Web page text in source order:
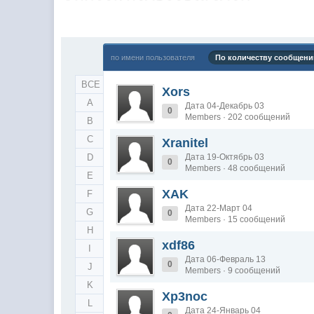
ВСЕ
A
B
C
D
E
F
G
H
J
K
L
по имени пользователя По количеству
Xors
0
Дата 04-Декабрь 03
Members · 202 сообщений
Xranitel
0
Дата 19-Октябрь 03
Members · 48 сообщений
XAK
0
Дата 22-Март 04
Members · 15 сообщений
xdf86
0
Дата 06-Февраль 13
Members · 9 сообщений
Xp3noc
Дата 24-Январь 04